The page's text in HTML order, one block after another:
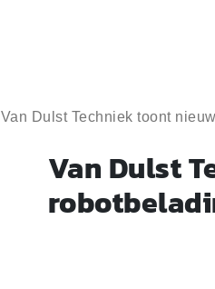
Van Dulst Techniek toont
Van Dulst